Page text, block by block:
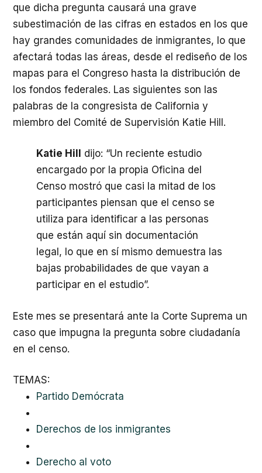
que dicha pregunta causará una grave
subestimación de las cifras en estados en los que
hay grandes comunidades de inmigrantes, lo que
afectará todas las áreas, desde el rediseño de los
mapas para el Congreso hasta la distribución de
los fondos federales. Las siguientes son las
palabras de la congresista de California y
miembro del Comité de Supervisión Katie Hill.
Katie Hill
dijo: “Un reciente estudio
encargado por la propia Oficina del
Censo mostró que casi la mitad de los
participantes piensan que el censo se
utiliza para identificar a las personas
que están aquí sin documentación
legal, lo que en sí mismo demuestra las
bajas probabilidades de que vayan a
participar en el estudio”.
Este mes se presentará ante la Corte Suprema un
caso que impugna la pregunta sobre ciudadanía
en el censo.
TEMAS:
Partido Demócrata
Derechos de los inmigrantes
Derecho al voto